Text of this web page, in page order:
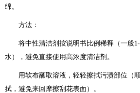
绵。
方法：
将中性清洁剂按说明书比例稀释（一般1-
水），避免直接使用高浓度清洁剂。
用软布蘸取溶液，轻轻擦拭污渍部位（
拭，避免来回摩擦刮花表面）。